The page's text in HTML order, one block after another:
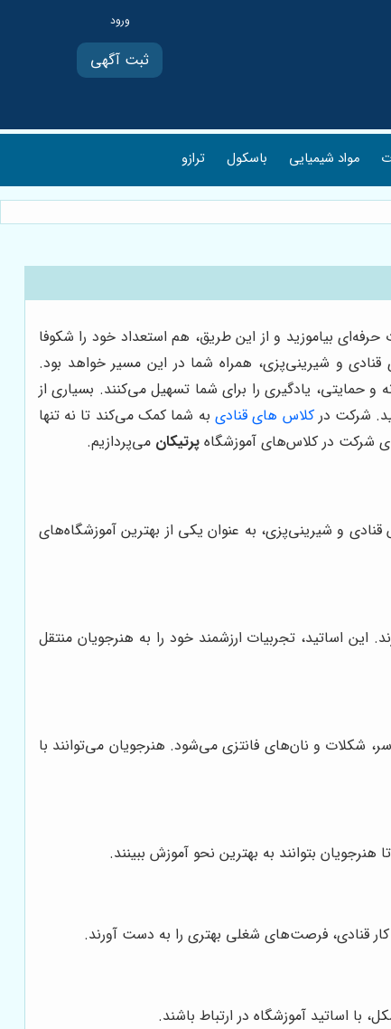
ثبت آگهی
مواد شیمیایی باسکول ترازو
بیاموزید و از این طریق، هم استعداد خود را شکوفا
قنادی و شیرینی‌پزی، همراه شما در این مسیر خواهد بود.
حمایتی، یادگیری را برای شما تسهیل می‌کنند. بسیاری از
شرکت درکلاس های قنادی به شما کمک می‌کند تا نه تنها
شرکت در کلاس‌های آموزشگاه پرتیکان می‌پردازیم.
قنادی و شیرینی‌پزی، به عنوان یکی از بهترین آموزشگاه‌های
اساتید، تجربیات ارزشمند خود را به هنرجویان منتقل
شکلات و نان‌های فانتزی می‌شود. هنرجویان می‌توانند با
بتوانند به بهترین نحو آموزش ببینند.
کار قنادی، فرصت‌های شغلی بهتری را به دست آورند.
با اساتید آموزشگاه در ارتباط باشند.